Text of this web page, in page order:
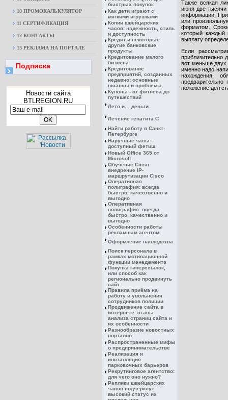
10 ПРОМОКАЛЬКУЛЯТОР
11 СЕРТИФИКАЦИЯ
12 КОНТАКТЫ
13 РЕКЛАМА НА ПОРТАЛЕ
Подписка
Новости сайта
BTLREGION.RU
быстрых покупок
Как дети играют с
мягкими игрушками
Копии швейцарских
часов: надежность, стиль
и доступность
Кредит и некоторые
другие банковские
продукты
Кредитование малого
бизнеса
Кредитование
предприятий, созданных
недавно: основные
нюансы и проблемы
Купоны - от фитнеса до
путешествий
Лето и… деньги
Лечение гепатита С
Найти работу в Санкт-
Петербурге
Наручные часы –
доступный фетиш
Новый Office 365 от
Microsoft
Обучение Cicso:
внедрение IP-
маршрутизации Cisco
Оперативная
полиграфия: всегда
быстро, качественно и
выгодно
Оперативная
полиграфия: всегда
быстро, качественно и
выгодно
Особенности работы
рекламным агентом
Оформление наследства
Поиск персонала в
рамках мотивационной
функции менеджмента
Покупка гиперссылок,
или способ как
регионально продвинуть
сайт
Правила приёма на
работу и увольнения
сотрудников полиции
Продвижение сайта в
интернете: этапы
анализа страниц сайта и
их особенности
Разнообразие новостных
порталов
Распространенные мифы
о предпринимательстве
Реализация и
инсталляция
парковочных барьеров
Рекрутинговое агентство:
для чего оно нужно?
Реплики швейцарских
часов подчеркнут
высокий статус их
Также всякая
июня две тысячи
информации. При
или
форматом.
который каждый
выплату
Если
приблизительно
вот меньше двух
именно надо
нахождения,
положение дел